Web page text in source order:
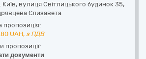
Київ, вулиця Світлицького будинок 35,
Єлизавета
пропозиція:
UAH, з ПДВ
пропозиції:
документи